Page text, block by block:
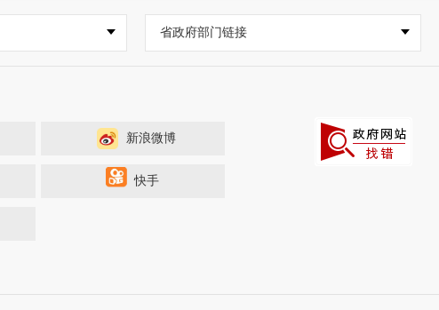
省政府部门链接
新浪微博
快手